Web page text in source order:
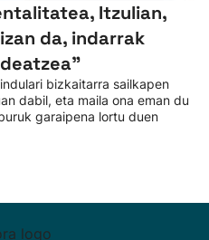
Itzulian,
da, indarrak
bizkaitarra sailkapen
dabil, eta maila ona eman du
garaipena lortu duen